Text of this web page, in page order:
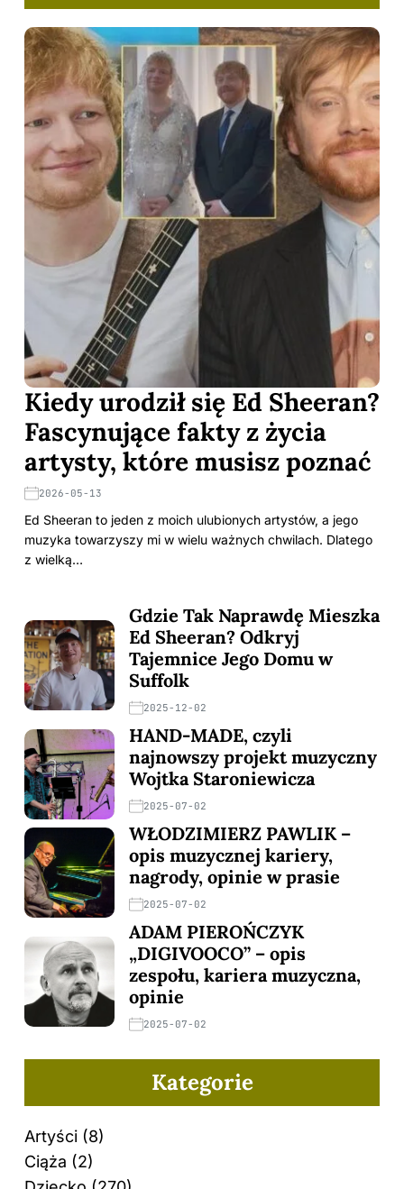
Kiedy urodził się Ed Sheeran?
Fascynujące fakty z życia
artysty, które musisz poznać
2026-05-13
Ed Sheeran to jeden z moich ulubionych artystów, a jego
muzyka towarzyszy mi w wielu ważnych chwilach. Dlatego
z wielką…
Gdzie Tak Naprawdę Mieszka
Ed Sheeran? Odkryj
Tajemnice Jego Domu w
Suffolk
2025-12-02
HAND-MADE, czyli
najnowszy projekt muzyczny
Wojtka Staroniewicza
2025-07-02
WŁODZIMIERZ PAWLIK –
opis muzycznej kariery,
nagrody, opinie w prasie
2025-07-02
ADAM PIEROŃCZYK
„DIGIVOOCO” – opis
zespołu, kariera muzyczna,
opinie
2025-07-02
Kategorie
Artyści (8)
Ciąża (2)